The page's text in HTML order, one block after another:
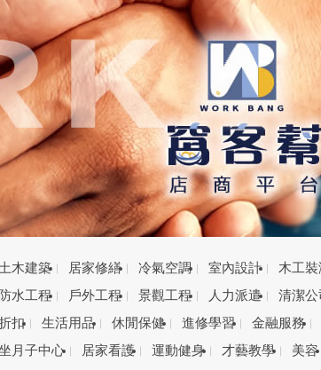
土木建築 居家修繕 冷氣空調 室內設計 木工裝
防水工程 戶外工程 景觀工程 人力派遣 清潔公
扣 生活用品 休閒保健 進修學習 金融服務
月子中心 居家看護 運動健身 才藝教學 美容